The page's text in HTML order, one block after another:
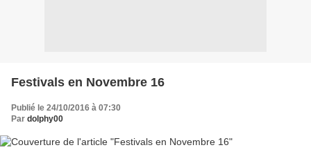
Festivals en Novembre 16
Publié le 24/10/2016 à 07:30
Par dolphy00